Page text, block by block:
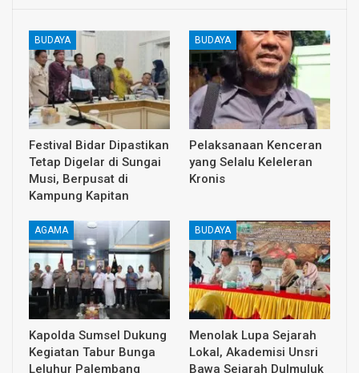
BUDAYA
Festival Bidar Dipastikan
Tetap Digelar di Sungai
Musi, Berpusat di
Kampung Kapitan
BUDAYA
Pelaksanaan Kenceran
yang Selalu Keleleran
Kronis
AGAMA
Kapolda Sumsel Dukung
Kegiatan Tabur Bunga
Leluhur Palembang
BUDAYA
Menolak Lupa Sejarah
Lokal, Akademisi Unsri
Bawa Sejarah Dulmuluk